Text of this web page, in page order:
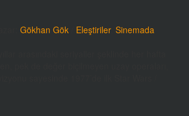
Gökhan Gök Eleştiriler, Sinemada